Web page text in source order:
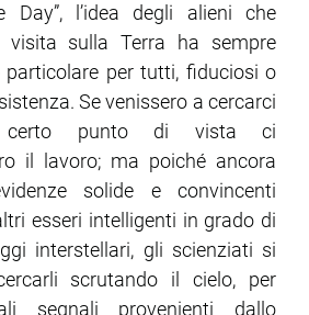
Day”, l’idea degli alieni che
sulla Terra ha sempre
per tutti, fiduciosi o
Se venissero a cercarci
punto di vista ci
il lavoro; ma poiché ancora
solide e convincenti
esseri intelligenti in grado di
interstellari, gli scienziati si
scrutando il cielo, per
segnali provenienti dallo